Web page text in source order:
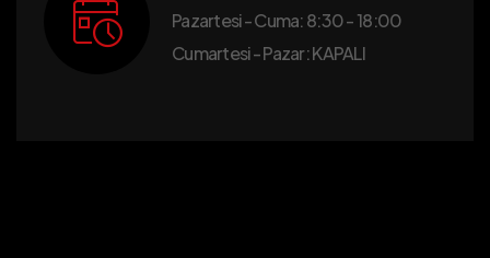
Pazartesi - Cuma: 8:30 - 18:00
Cumartesi - Pazar: KAPALI